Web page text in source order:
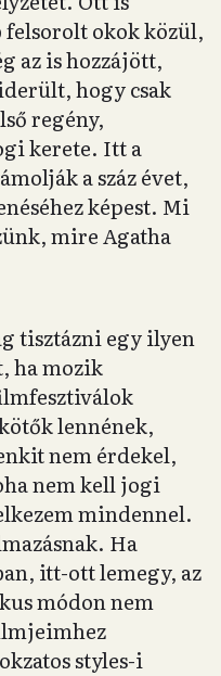
okok közül,
az is hozzájött,
hogy csak
regény,
kerete. Itt a
a száz évet,
képest. Mi
mire Agatha
tisztázni egy ilyen
ha mozik
lennének,
nem érdekel,
nem kell jogi
mindennel.
Ha
itt-ott lemegy, az
módon nem
styles-i